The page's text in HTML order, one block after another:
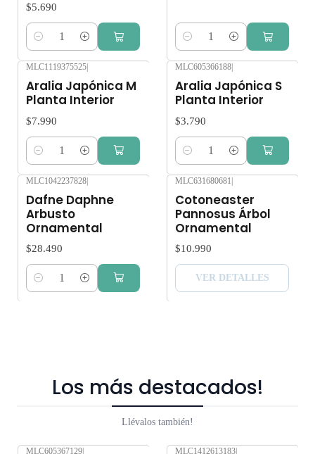
$5.690
Cantidad Cantidad
MLC1119375525
Aralia Japónica M
Planta Interior
$7.990
Cantidad
MLC605366188
Aralia Japónica S
Planta Interior
$3.790
Cantidad
MLC1042237828|
Dafne Daphne
Arbusto
Ornamental
$28.490
Cantidad
MLC631680681 |
Cotoneaster
Pannosus Árbol
Ornamental
$10.990
VER DETALLES
Los más destacados!
Llévalos también!
MLC605367129| MLC1412613183|